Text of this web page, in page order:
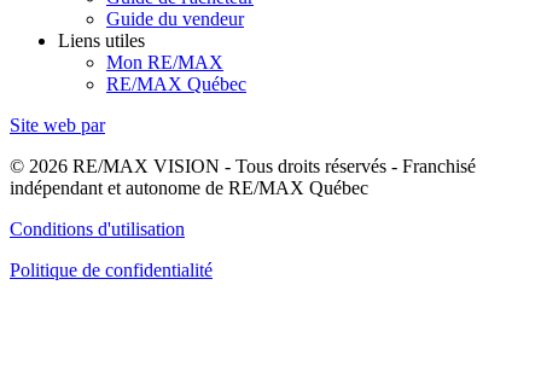
Guide du vendeur
Liens utiles
Mon RE/MAX
RE/MAX Québec
Site web par
© 2026 RE/MAX VISION - Tous droits réservés - Franchisé
indépendant et autonome de RE/MAX Québec
Conditions d'utilisation
Politique de confidentialité